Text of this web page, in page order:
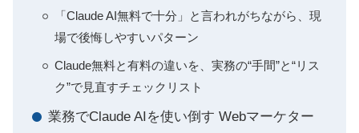
「Claude AI無料で十分」と言われがちながら、現
場で後悔しやすいパターン
Claude無料と有料の違いを、実務の“手間”と“リス
ク”で見直すチェックリスト
業務でClaude AIを使い倒す Webマーケター